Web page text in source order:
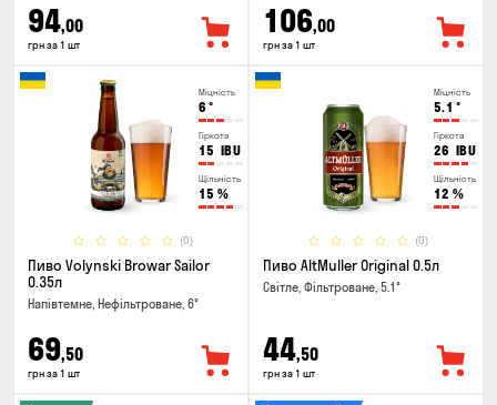
94,00
грн за 1 шт
106,00
грн за 1 шт
Міцність
6 °
Гіркота
15 IBU
Щільність
15 %
(0)
Пиво Volynski Browar Sailor
0.35л
Напівтемне, Нефільтроване, 6°
69,50
грн за 1 шт
Міцність
5.1 °
Гіркота
26 IBU
Щільність
12 %
(0)
Пиво AltMuller Original 0.5л
Світле, Фільтроване, 5.1°
44,50
грн за 1 шт